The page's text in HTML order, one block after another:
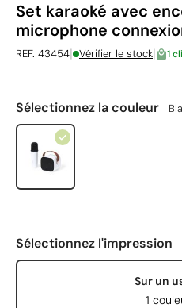
Set karaoké avec
microphone
REF. 43454| Vérifier le stock| 1
Sélectionnez la couleur
Sélectionnez l'impression
Sur un
1